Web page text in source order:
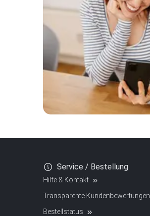
Service / Bestellung
Hilfe & Kontakt
Transparente Kundenbewertungen
Bestellstatus